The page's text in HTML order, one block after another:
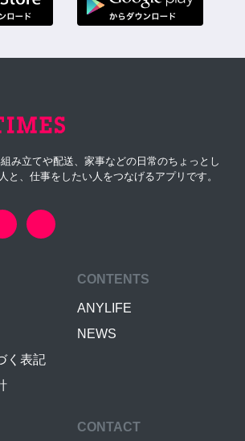
み立てや配送、家事などの日常のちょっとし
と、仕事をしたい人をつなげるアプリです。
く表記
CONTENTS
ANYLIFE
NEWS
CONTACT